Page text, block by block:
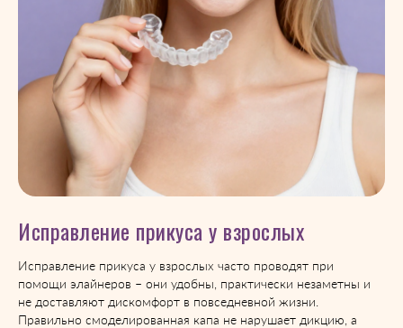
Исправление прикуса у взрослых
Исправление прикуса у взрослых часто проводят при
помощи элайнеров – они удобны, практически незаметны и
не доставляют дискомфорт в повседневной жизни.
Правильно смоделированная капа не нарушает дикцию, а